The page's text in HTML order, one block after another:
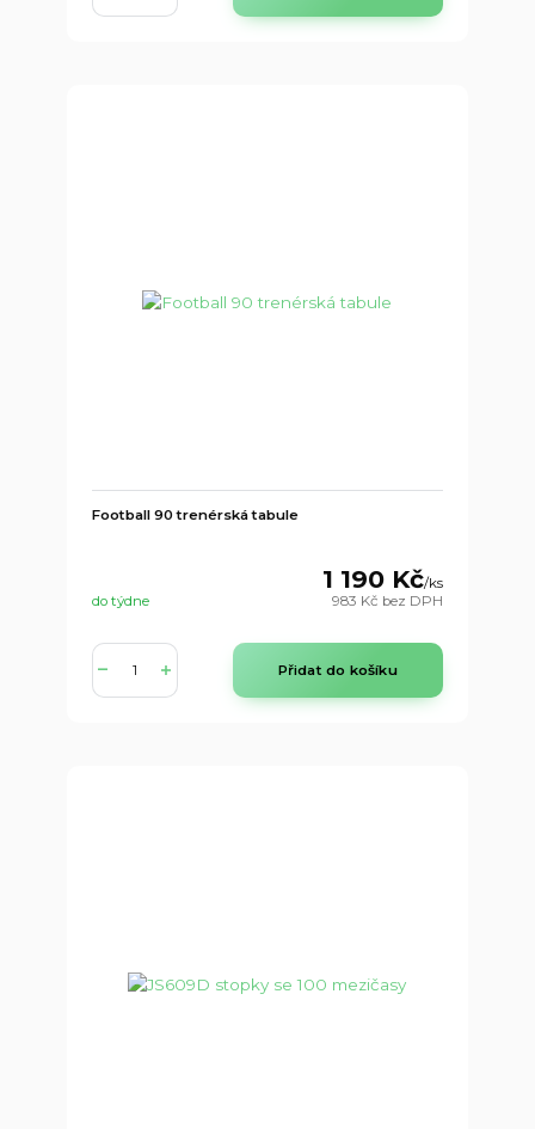
Football 90 trenérská tabule
1 190 Kč/ks
983 Kč bez DPH
do týdne
Přidat do košíku